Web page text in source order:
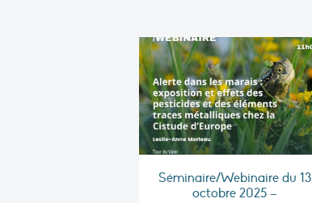
Séminaire/Webinaire du 13
octobre 2025 –